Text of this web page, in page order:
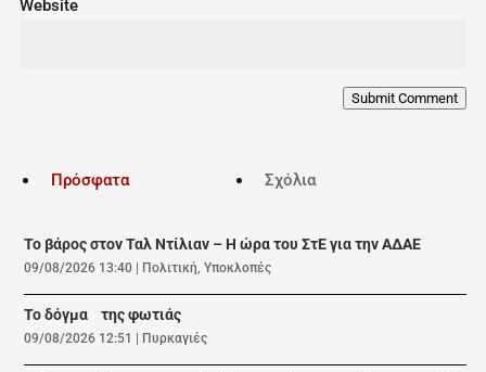
Website
Submit Comment
Πρόσφατα Σχόλια
Το βάρος στον Ταλ Ντίλιαν – Η ώρα του ΣτΕ για την ΑΔΑΕ
09/08/2026 13:40 | Πολιτική,Υποκλοπές
Το δόγμα της φωτιάς
09/08/2026 12:51 | Πυρκαγιές